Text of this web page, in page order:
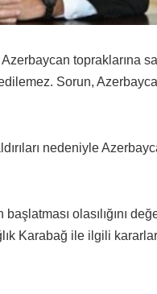
topraklarına
Sorun,
nedeniyle
olasılığını
Karabağ ile ilgili